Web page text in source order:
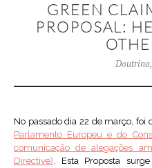
GREEN
PROPOSAL:
Doutrina,
No passado dia 22 de março, foi
Parlamento Europeu e do
comunicação de alegações
Directive). Esta Proposta